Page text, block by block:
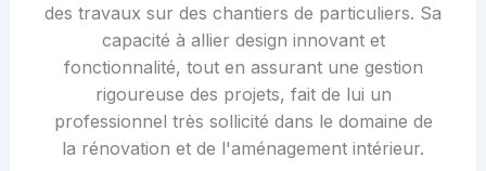
des travaux sur des chantiers de particuliers. Sa
capacité à allier design innovant et
fonctionnalité, tout en assurant une gestion
rigoureuse des projets, fait de lui un
professionnel très sollicité dans le domaine de
la rénovation et de l'aménagement intérieur.